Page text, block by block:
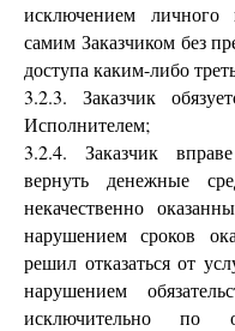
исключением личного
самим Заказчиком без
доступа каким-либо
3.2.3. Заказчик
Исполнителем;
3.2.4. Заказчик
вернуть денежные
некачественно
нарушением сроков
решил отказаться от
нарушением
исключительно по